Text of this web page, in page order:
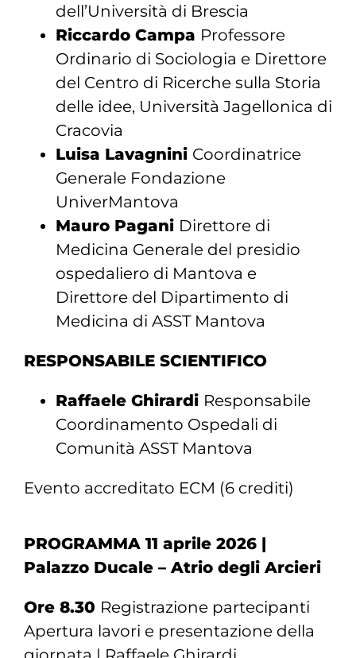
dell’Università di Brescia
Riccardo Campa Professore
Ordinario di Sociologia e Direttore
del Centro di Ricerche sulla Storia
delle idee, Università Jagellonica di
Cracovia
Luisa Lavagnini Coordinatrice
Generale Fondazione
UniverMantova
Mauro Pagani Direttore di
Medicina Generale del presidio
ospedaliero di Mantova e
Direttore del Dipartimento di
Medicina di ASST Mantova
RESPONSABILE SCIENTIFICO
Raffaele Ghirardi Responsabile
Coordinamento Ospedali di
Comunità ASST Mantova
Evento accreditato ECM (6 crediti)
PROGRAMMA 11 aprile 2026 |
Palazzo Ducale – Atrio degli Arcieri
Ore 8.30 Registrazione partecipanti
Apertura lavori e presentazione della